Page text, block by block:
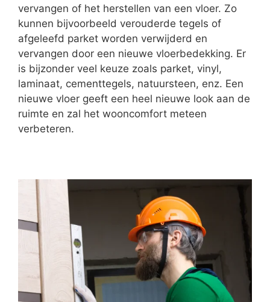
vervangen of het herstellen van een vloer. Zo
kunnen bijvoorbeeld verouderde tegels of
afgeleefd parket worden verwijderd en
vervangen door een nieuwe vloerbedekking. Er
is bijzonder veel keuze zoals parket, vinyl,
laminaat, cementtegels, natuursteen, enz. Een
nieuwe vloer geeft een heel nieuwe look aan de
ruimte en zal het wooncomfort meteen
verbeteren.